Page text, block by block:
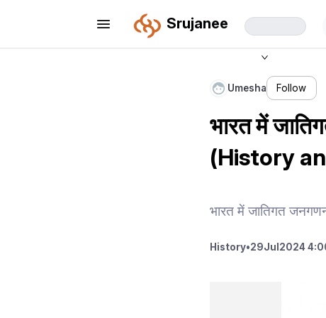
Srujanee
Umesha Follow
भारत में
(History
भारत में जातिगत
History•29Jul 2024